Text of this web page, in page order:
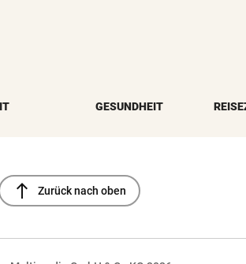
GESUNDHEIT
north Zurück nach oben